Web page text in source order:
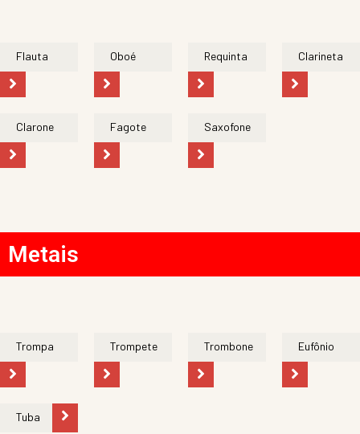
Flauta Oboé Requinta Clarineta
Clarone Fagote Saxofone
Metais
Trompa Trompete Trombone Eufônio
Tuba